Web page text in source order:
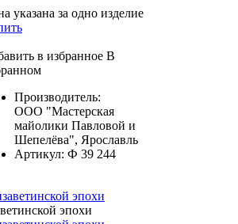
указана за одно изделие
в избранное В
Производитель:
ООО "Мастерская
майолики Павловой и
Шепелёва", Ярославль
Артикул: Ф 39 244
эпохи